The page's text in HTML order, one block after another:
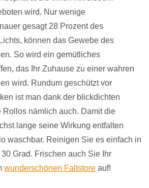
wird. Nur wenige
gesagt 28 Prozent des
können das Gewebe des
So wird ein gemütliches
das Ihr Zuhause zu einer wahren
wird. Rundum geschützt vor
ist man dank der blickdichten
Rollos nämlich auch. Damit die
lange seine Wirkung entfalten
waschbar. Reinigen Sie es einfach in
Grad. Frischen auch Sie Ihr
wunderschönen Faltstore auf!